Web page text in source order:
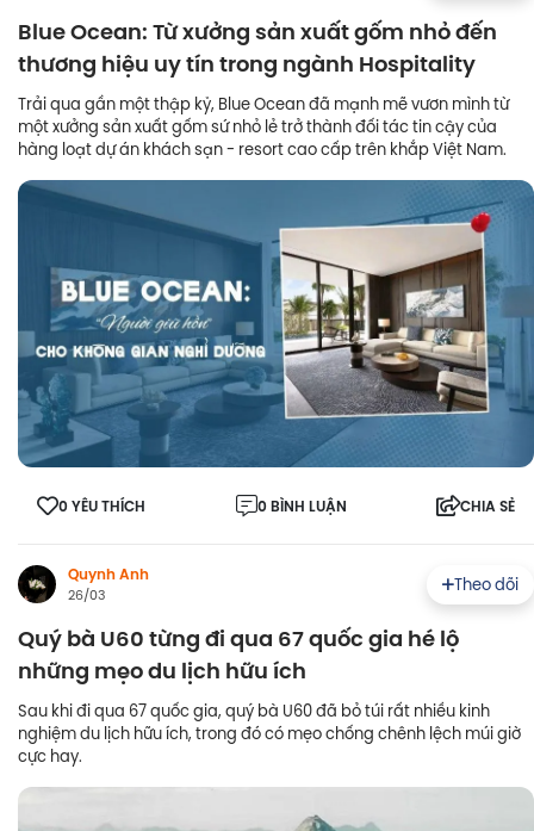
Blue Ocean: Từ xưởng sản xuất gốm nhỏ đến
thương hiệu uy tín trong ngành Hospitality
Trải qua gần một thập kỷ, Blue Ocean đã mạnh mẽ vươn mình từ
một xưởng sản xuất gốm sứ nhỏ lẻ trở thành đối tác tin cậy của
hàng loạt dự án khách sạn - resort cao cấp trên khắp Việt Nam.
0 YÊU THÍCH 0 BÌNH LUẬN CHIA SẺ
Quynh Anh
26/03
Theo dõi
Quý bà U60 từng đi qua 67 quốc gia hé lộ
những mẹo du lịch hữu ích
Sau khi đi qua 67 quốc gia, quý bà U60 đã bỏ túi rất nhiều kinh
nghiệm du lịch hữu ích, trong đó có mẹo chống chênh lệch múi giờ
cực hay.